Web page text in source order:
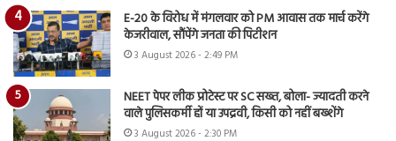
E-20 के विरोध में मंगलवार को PM आवास तक मार्च करेंगे
केजरीवाल, सौंपेंगे जनता की पिटीशन
3 August 2026 - 2:49 PM
NEET पेपर लीक प्रोटेस्ट पर SC सख्त, बोला- ज्यादती करने
वाले पुलिसकर्मी हों या उपद्रवी, किसी को नहीं बख्शेंगे
3 August 2026 - 2:30 PM